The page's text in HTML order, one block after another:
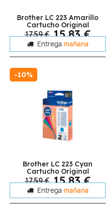
Brother LC 223 Amarillo
Cartucho Original
17,59 € 15,83 €
Entrega mañana
-10%
Brother LC 223 Cyan
Cartucho Original
17,59 € 15,83 €
Entrega mañana